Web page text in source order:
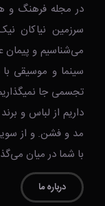
در مجله فرهنگ و
سرزمین نیاکان
می‌شناسیم و پیمان
سینما و موسیقی
تجسمی جا
داریم از لباس و
مد و فشن. و از
با شما در میان
درباره ما